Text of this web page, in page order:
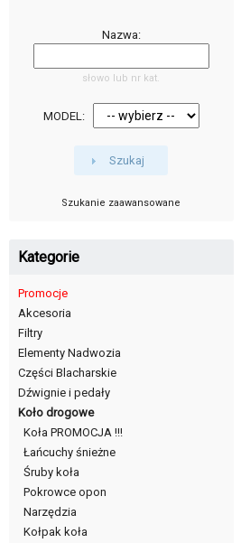
Nazwa:
słowo lub nr kat.
MODEL:
Szukaj
Szukanie zaawansowane
Kategorie
Promocje
Akcesoria
Filtry
Elementy Nadwozia
Części Blacharskie
Dźwignie i pedały
Koło drogowe
Koła PROMOCJA !!!
Łańcuchy śnieżne
Śruby koła
Pokrowce opon
Narzędzia
Kołpak koła